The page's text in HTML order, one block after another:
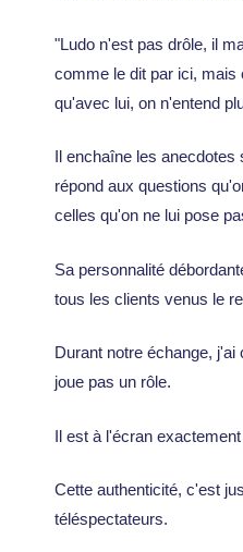
"Ludo n'est pas drôle, il
comme le dit par ici, mais
qu'avec lui, on n'entend
Il enchaîne les anecdotes
répond aux questions
celles qu'on ne lui pose
Sa personnalité
tous les clients venus le
Durant notre échange,
joue pas un rôle.
Il est à l'écran
Cette authenticité, c'est
téléspectateurs.